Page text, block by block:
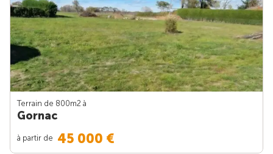
Terrain de 800m2 à
Gornac
à partir de 45 000 €